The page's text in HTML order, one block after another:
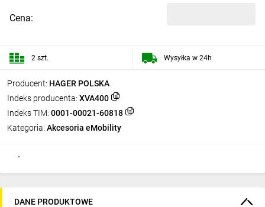
Producent: HAGER POLSKA
Indeks producenta: XVA400
Indeks TIM: 0001-00021-60818
Kategoria: Akcesoria eMobility
Cena:
2 szt. Wysyłka w 24h
DANE PRODUKTOWE